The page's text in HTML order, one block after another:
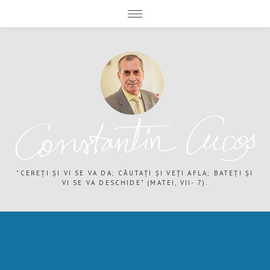
"CEREȚI ȘI VI SE VA DA; CĂUTAȚI ȘI VEȚI AFLA; BATEȚI ȘI
VI SE VA DESCHIDE" (MATEI, VII- 7).